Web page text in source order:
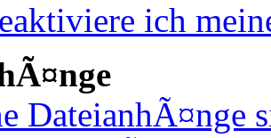
ich
DateianhÃ¤nge